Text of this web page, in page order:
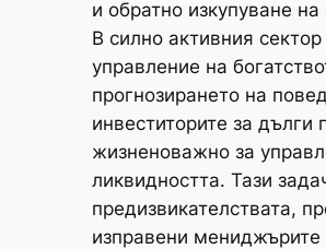
и обратно изкупуване на
В силно активния сектор
управление на
прогнозирането на
инвеститорите за дълги
жизненоважно за
ликвидността. Тази
предизвикателствата,
изправени мениджърите